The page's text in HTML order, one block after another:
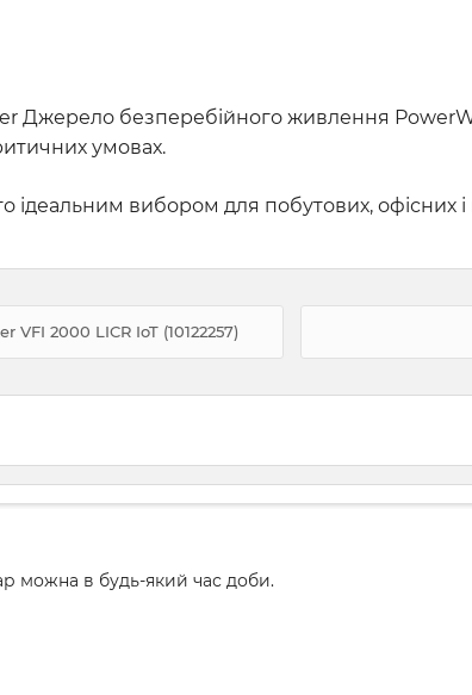
безперебійного живлення
умовах.
ідеальним вибором для побутових, офісних
2000 LICR IoT (10122257)
можна в будь-який час доби.